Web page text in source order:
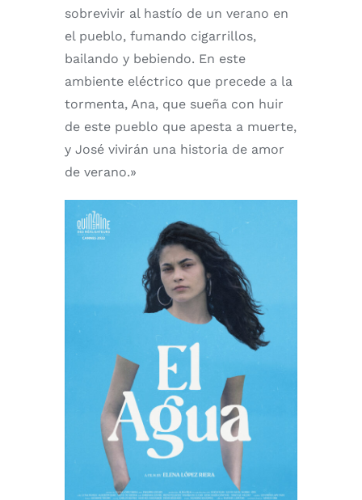
sobrevivir al hastío de un verano en
el pueblo, fumando cigarrillos,
bailando y bebiendo. En este
ambiente eléctrico que precede a la
tormenta, Ana, que sueña con huir
de este pueblo que apesta a muerte,
y José vivirán una historia de amor
de verano.»